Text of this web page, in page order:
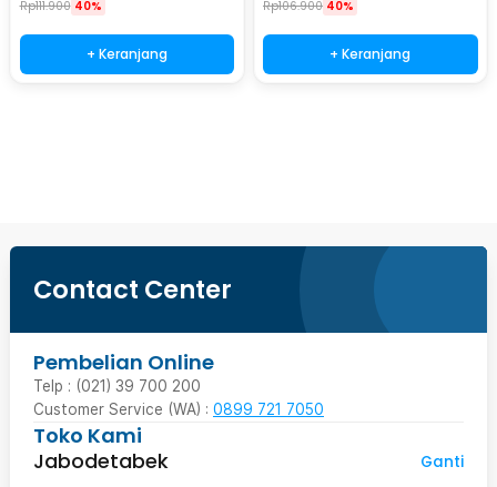
Rp111.900 40%
+ Keranjang
Rp106.900 40%
+ Keranjang
Contact Center
Pembelian Online
Telp : (021) 39 700 200
Customer Service (WA) : 0899 721 7050
Toko Kami
Jabodetabek
Ganti